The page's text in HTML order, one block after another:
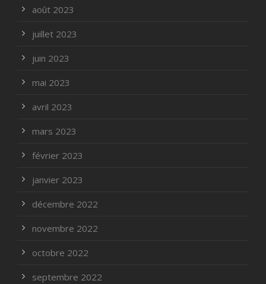
août 2023
juillet 2023
juin 2023
mai 2023
avril 2023
mars 2023
février 2023
janvier 2023
décembre 2022
novembre 2022
octobre 2022
septembre 2022